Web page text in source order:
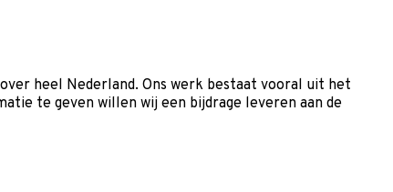
heel Nederland. Ons werk bestaat vooral uit het
te geven willen wij een bijdrage leveren aan de